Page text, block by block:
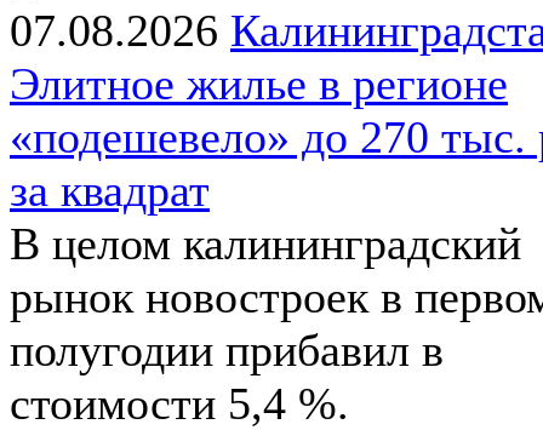
07.08.2026
Элитное жилье в регионе
«подешевело» до 270 тыс.
за квадрат
В целом калининградский
рынок новостроек в
полугодии прибавил в
стоимости 5,4 %.